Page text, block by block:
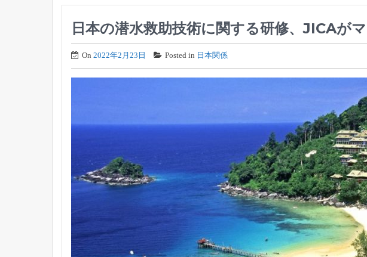
日本の潜水救助技術に関する研修、JICAが
On 2022年2月23日 Posted in 日本関係